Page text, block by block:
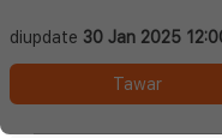
diupdate 30 Jan 2025
Tawar